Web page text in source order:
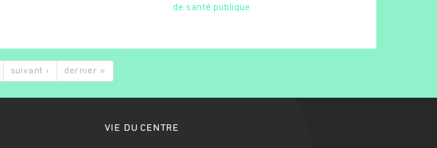
de santé publique
suivant › dernier »
VIE DU CENTRE